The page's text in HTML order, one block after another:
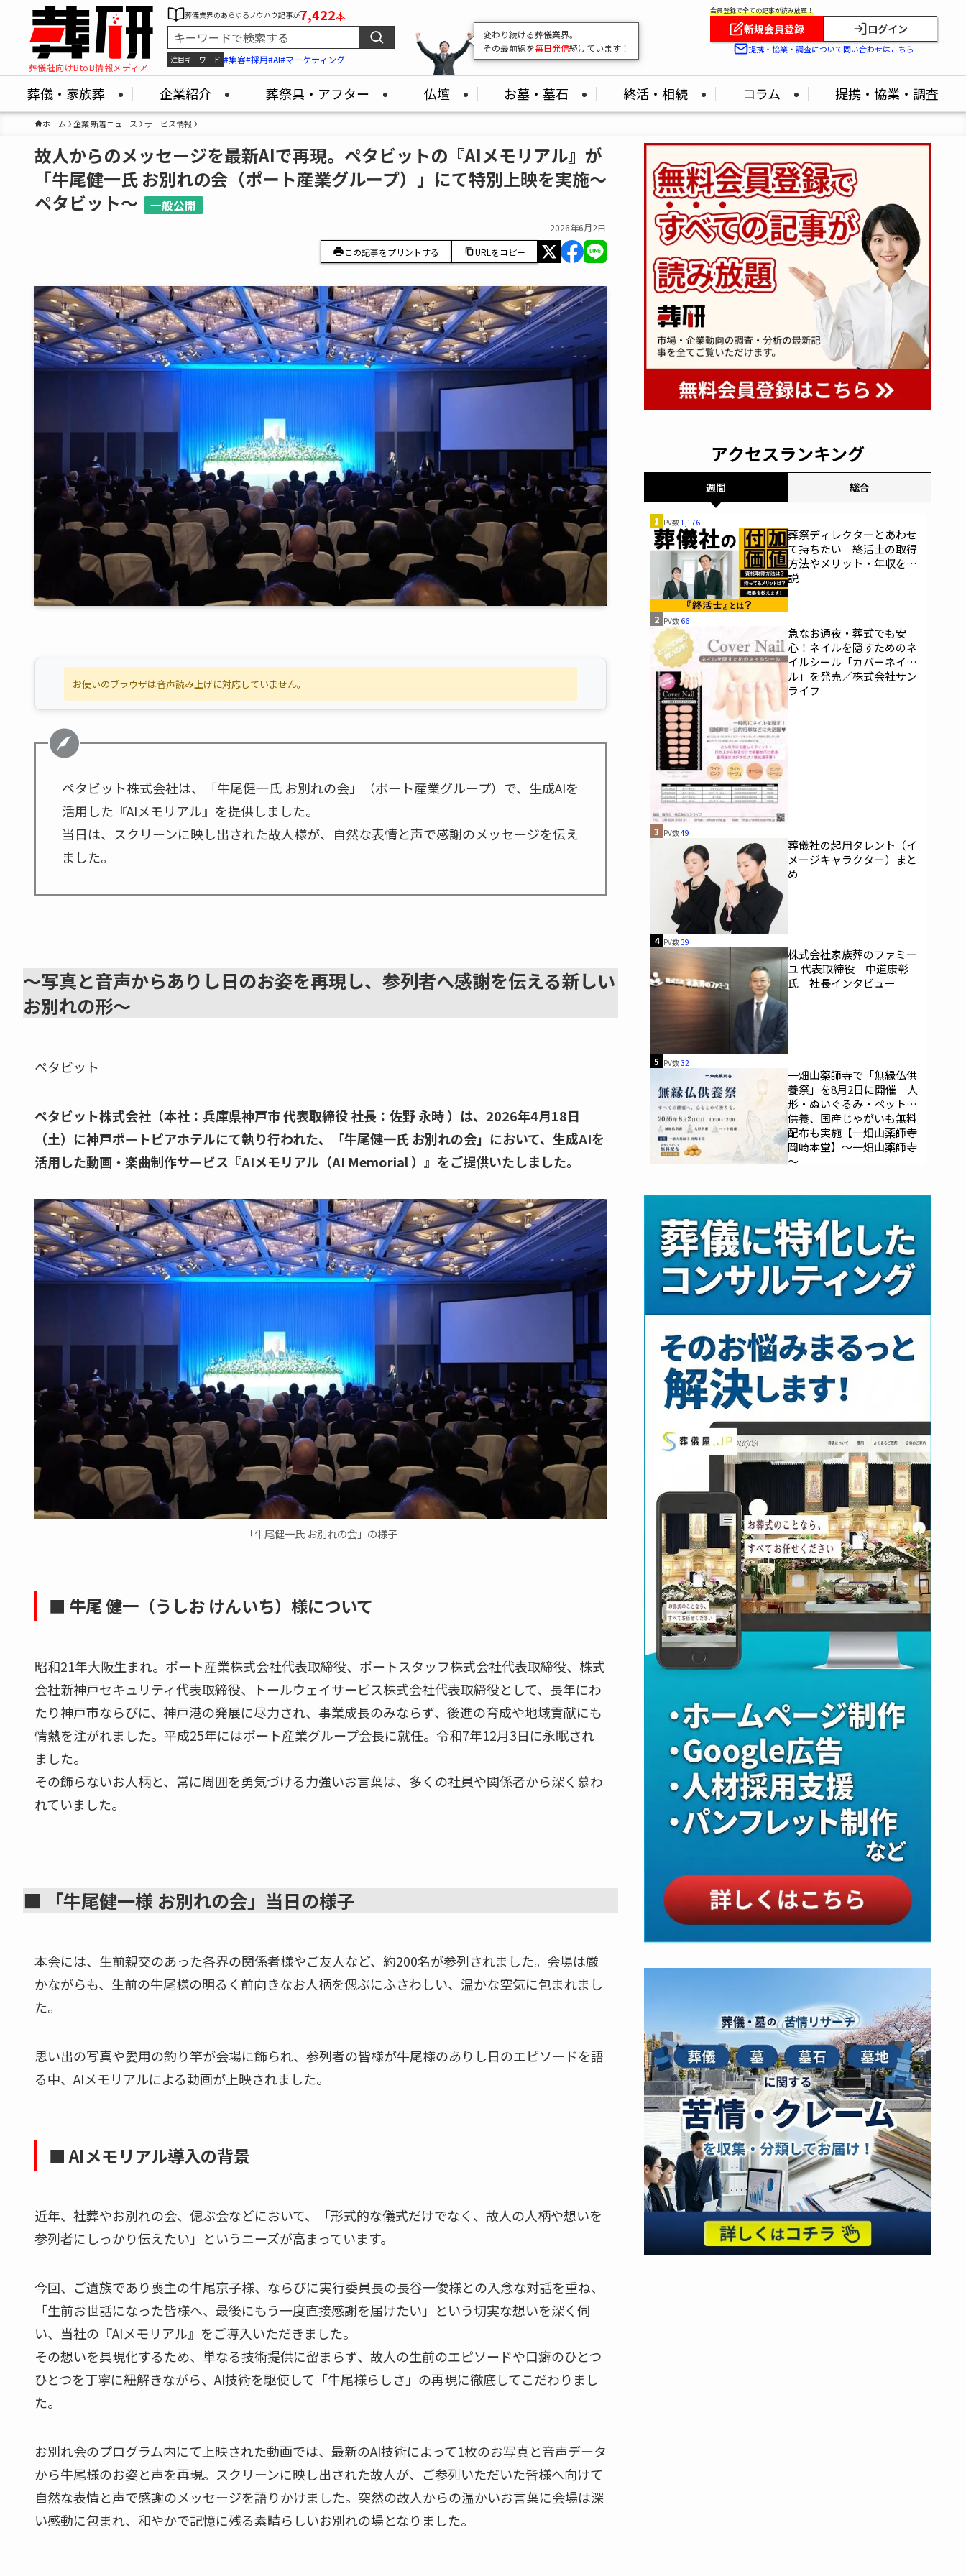
葬儀社向けBtoB情報メディア
葬儀業界のあらゆるノウハウ記事が7,422本
注目キーワード #集客#採用#AI#マーケティング
変わり続ける葬儀業界。
その最前線を毎日発信続けています！
会員登録で全ての記事が読み放題！
新規会員登録 ログイン
提携・協業・調査について問い合わせはこちら
葬儀・家族葬 企業紹介 葬祭具・アフター 仏壇 お墓・墓石 終活・相続 コラム 提携・協業・調査
ホーム 企業 新着ニュース サービス情報
故人からのメッセージを最新AIで再現。ペタビットの『AIメモリアル』が
「牛尾健一氏 お別れの会（ポート産業グループ）」にて特別上映を実施～
ペタビット～
一般公開
2026年6月2日
この記事をプリントする
URLをコピー
お使いのブラウザは音声読み上げに対応していません。
ペタビット株式会社は、「牛尾健一氏 お別れの会」（ポート産業グループ）で、生成AIを
活用した『AIメモリアル』を提供しました。
当日は、スクリーンに映し出された故人様が、自然な表情と声で感謝のメッセージを伝え
ました。
～写真と音声からありし日のお姿を再現し、参列者へ感謝を伝える新しい
お別れの形～
ペタビット
ペタビット株式会社（本社：兵庫県神戸市 代表取締役 社長：佐野 永時 ）は、2026年4月18日
（土）に神戸ポートピアホテルにて執り行われた、「牛尾健一氏 お別れの会」において、生成AIを
活用した動画・楽曲制作サービス『AIメモリアル（AI Memorial ）』をご提供いたしました。
「牛尾健一氏 お別れの会」の様子
■ 牛尾 健一（うしお けんいち）様について
昭和21年大阪生まれ。ポート産業株式会社代表取締役、ポートスタッフ株式会社代表取締役、株式
会社新神戸セキュリティ代表取締役、トールウェイサービス株式会社代表取締役として、長年にわ
たり神戸市ならびに、神戸港の発展に尽力され、事業成長のみならず、後進の育成や地域貢献にも
情熱を注がれました。平成25年にはポート産業グループ会長に就任。令和7年12月3日に永眠され
ました。
その飾らないお人柄と、常に周囲を勇気づける力強いお言葉は、多くの社員や関係者から深く慕わ
れていました。
■ 「牛尾健一様 お別れの会」当日の様子
本会には、生前親交のあった各界の関係者様やご友人など、約200名が参列されました。会場は厳
かながらも、生前の牛尾様の明るく前向きなお人柄を偲ぶにふさわしい、温かな空気に包まれまし
た。
思い出の写真や愛用の釣り竿が会場に飾られ、参列者の皆様が牛尾様のありし日のエピソードを語
る中、AIメモリアルによる動画が上映されました。
■ AIメモリアル導入の背景
近年、社葬やお別れの会、偲ぶ会などにおいて、「形式的な儀式だけでなく、故人の人柄や想いを
参列者にしっかり伝えたい」というニーズが高まっています。
今回、ご遺族であり喪主の牛尾京子様、ならびに実行委員長の長谷一俊様との入念な対話を重ね、
「生前お世話になった皆様へ、最後にもう一度直接感謝を届けたい」という切実な想いを深く伺
い、当社の『AIメモリアル』をご導入いただきました。
その想いを具現化するため、単なる技術提供に留まらず、故人の生前のエピソードや口癖のひとつ
ひとつを丁寧に紐解きながら、AI技術を駆使して「牛尾様らしさ」の再現に徹底してこだわりまし
た。
お別れ会のプログラム内にて上映された動画では、最新のAI技術によって1枚のお写真と音声データ
から牛尾様のお姿と声を再現。スクリーンに映し出された故人が、ご参列いただいた皆様へ向けて
自然な表情と声で感謝のメッセージを語りかけました。突然の故人からの温かいお言葉に会場は深
い感動に包まれ、和やかで記憶に残る素晴らしいお別れの場となりました。
アクセスランキング
週間 総合
1 PV数1,176
葬祭ディレクターとあわせ
て持ちたい｜終活士の取得
方法やメリット・年収を解
説
2 PV数 66
急なお通夜・葬式でも安
心！ネイルを隠すためのネ
イルシール「カバーネイ
ル」を発売／株式会社サン
ライフ
3 PV数49
葬儀社の起用タレント（イ
メージキャラクター）まと
め
4 PV数39
株式会社家族葬のファミー
ユ 代表取締役 中道康彰
氏 社長インタビュー
5 PV数32
一畑山薬師寺で「無縁仏供
養祭」を8月2日に開催 人
形・ぬいぐるみ・ペットの
供養、国産じゃがいも無料
配布も実施【一畑山薬師寺
岡崎本堂】～一畑山薬師寺
～